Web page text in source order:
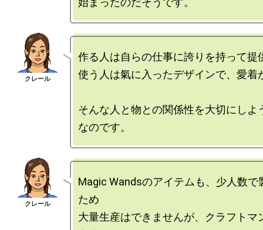
作る人は自らの仕事に誇りを持って提
使う人は氣に入ったデザインで、愛着
そんな人と物との関係性を大切にしよ
Magic Wandsのアイテムも、少人数で
ため
大量生産はできませんが、クラフトマ